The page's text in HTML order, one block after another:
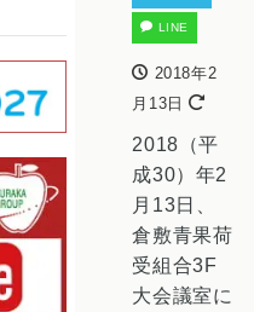
LINE
2018年2
月13日
2018（平
成30）年2
月13日、
倉敷青果荷
受組合3F
大会議室に